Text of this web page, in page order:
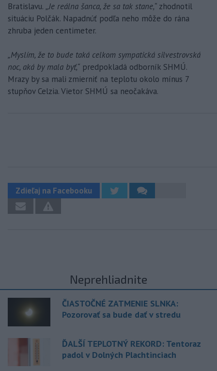
Bratislavu. „Je reálna šanca, že sa tak stane,“ zhodnotil
situáciu Polčák. Napadnúť podľa neho môže do rána
zhruba jeden centimeter.
„Myslím, že to bude taká celkom sympatická silvestrovská
noc, aká by mala byť,“ predpokladá odborník SHMÚ.
Mrazy by sa mali zmierniť na teplotu okolo mínus 7
stupňov Celzia. Vietor SHMÚ sa neočakáva.
Zdieľaj na Facebooku
Neprehliadnite
ČIASTOČNÉ ZATMENIE SLNKA:
Pozorovať sa bude dať v stredu
ĎALŠÍ TEPLOTNÝ REKORD: Tentoraz
padol v Dolných Plachtinciach